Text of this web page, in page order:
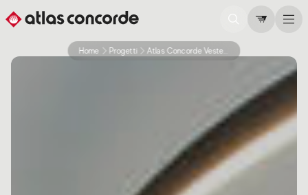
Home Progetti Atlas Concorde Veste Con Stile Il Memo Bar